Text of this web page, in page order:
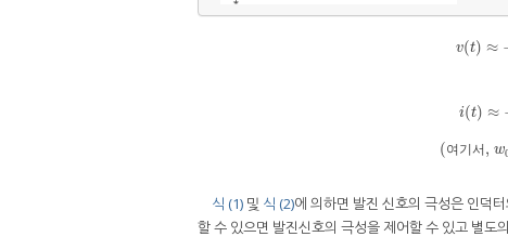
v(t) ≈
v(t) ≈− L
i(t) ≈
(여 기 서 , w
식 (1) 및 식 (2)에 의하면 발진 신호의 극성은 인덕
할 수 있으면 발진신호의 극성을 제어할 수 있고 별도